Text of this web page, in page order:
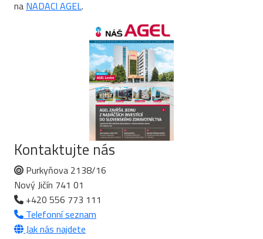
na NADACI AGEL.
Kontaktujte nás
Purkyňova 2138/16
Nový Jičín 741 01
+420 556 773 111
Telefonní seznam
Jak nás najdete